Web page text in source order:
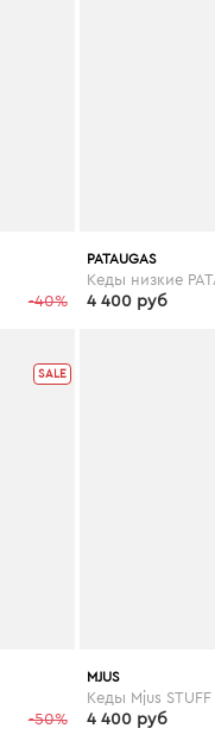
-40%
PATAUGAS
4 400 руб
SALE
-50%
MJUS
Кеды Mjus STUFF
4 400 руб